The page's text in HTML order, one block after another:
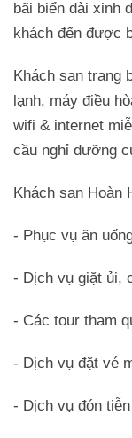
bãi biển dài xinh
khách đến được
Khách sạn trang
lạnh, máy điều
wifi & internet
cầu nghỉ dưỡng
Khách sạn Hoàn
- Phục vụ ăn
- Dịch vụ giặt ủi,
- Các tour tham
- Dịch vụ đặt vé
- Dịch vụ đón